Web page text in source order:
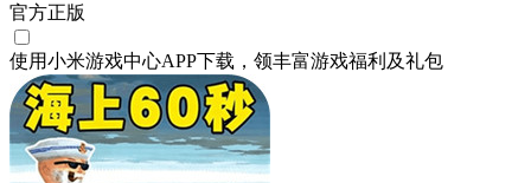
官方正版
使用小米游戏中心APP下载 ，领丰富游戏福利 及礼包